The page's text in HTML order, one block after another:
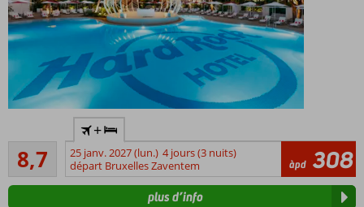
Emplacement
idéal près de
Puerto Banús
Chambres
spacieuses
8,7
Recommandé
7
commentaires
+
25 janv. 2027 (lun.) 4 jours (3 nuits)
départ Bruxelles Zaventem
àpd 308
plus d’info